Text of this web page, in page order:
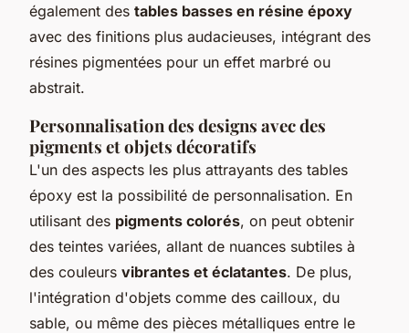
également des tables basses en résine époxy
avec des finitions plus audacieuses, intégrant des
résines pigmentées pour un effet marbré ou
abstrait.
Personnalisation des designs avec des
pigments et objets décoratifs
L'un des aspects les plus attrayants des tables
époxy est la possibilité de personnalisation. En
utilisant des pigments colorés, on peut obtenir
des teintes variées, allant de nuances subtiles à
des couleurs vibrantes et éclatantes. De plus,
l'intégration d'objets comme des cailloux, du
sable, ou même des pièces métalliques entre le